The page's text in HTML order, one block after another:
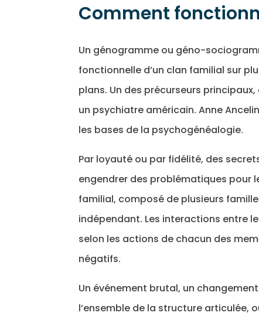
Comment
Un génogramme ou géno-
fonctionnelle d’un clan familial sur
plans. Un des précurseurs
un psychiatre américain. Anne
les bases de la psychogénéalogie.
Par loyauté ou par fidélité, des
engendrer des problématiques pour
familial, composé de plusieurs
indépendant. Les interactions entre
selon les actions de chacun des
négatifs.
Un événement brutal, un
l’ensemble de la structure articulée,